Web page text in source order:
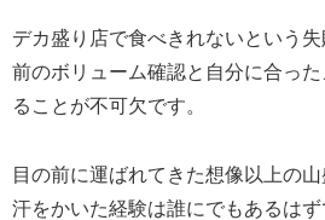
デカ盛り店で食べきれないという
前のボリューム確認と自分に合っ
ることが不可欠です。
目の前に運ばれてきた想像以上の
汗をかいた経験は誰にでもあるはず